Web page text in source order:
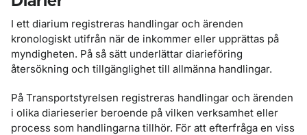
I ett diarium registreras handlingar och ärenden
kronologiskt utifrån när de inkommer eller upprättas på
myndigheten. På så sätt underlättar diarieföring
återsökning och tillgänglighet till allmänna handlingar.
På Transportstyrelsen registreras handlingar och ärenden
i olika diarieserier beroende på vilken verksamhet eller
process som handlingarna tillhör. För att efterfråga en viss